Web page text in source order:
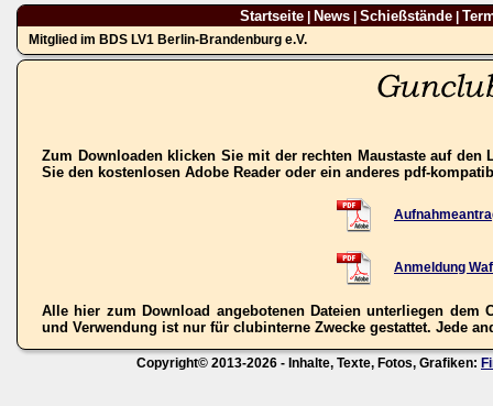
Startseite| News| Schießstände|
Mitglied im BDS LV1 Berlin-Brandenburg e.V.
Zum Downloaden klicken Sie mit der rechten Maustaste auf
Sie den kostenlosen Adobe Reader oder ein anderes pdf-
Anmeldung
Alle hier zum Download angebotenen Dateien unterliegen
und Verwendung ist nur für clubinterne Zwecke gestattet. Jede
Copyright© 2013-2026 - Inhalte, Texte, Fotos, Grafiken: